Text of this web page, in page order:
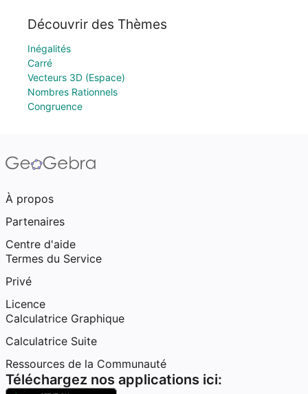
Découvrir des Thèmes
Inégalités
Carré
Vecteurs 3D (Espace)
Nombres Rationnels
Congruence
À propos
Partenaires
Centre d'aide
Termes du Service
Privé
Licence
Calculatrice Graphique
Calculatrice Suite
Ressources de la Communauté
Téléchargez nos applications ici: